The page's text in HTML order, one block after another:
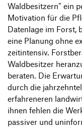
Waldbesitzern” ein
Motivation für die
Datenlage im Forst,
eine Planung ohne
zeitintensiv.
Waldbesitzer
beraten. Die
durch die
erfahreneren
ihnen fehlen die
passiver und